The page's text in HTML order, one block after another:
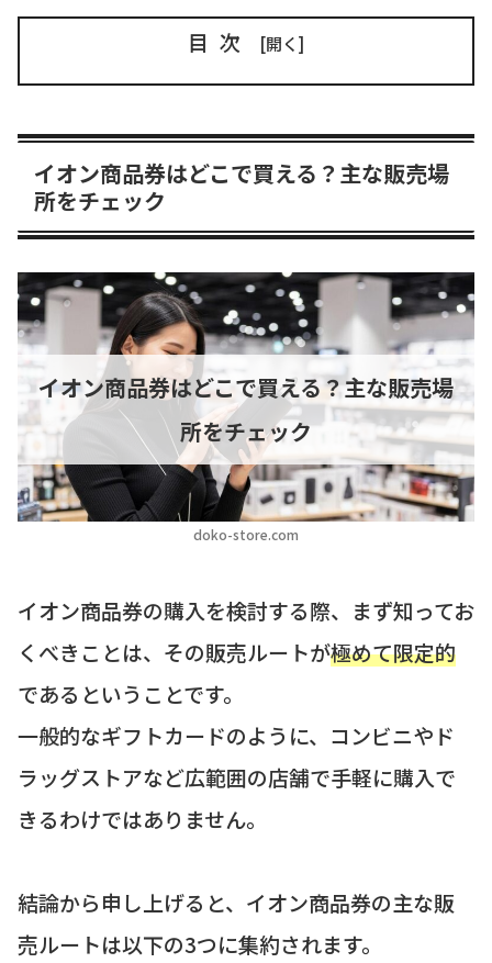
目次
イオン商品券はどこで買える？主な販売場
所をチェック
doko-store.com
イオン商品券はどこで買える？主な販売場
所をチェック
イオン商品券の購入を検討する際、まず知ってお
くべきことは、その販売ルートが極めて限定的
であるということです。
一般的なギフトカードのように、コンビニやド
ラッグストアなど広範囲の店舗で手軽に購入で
きるわけではありません。
結論から申し上げると、イオン商品券の主な販
売ルートは以下の3つに集約されます。